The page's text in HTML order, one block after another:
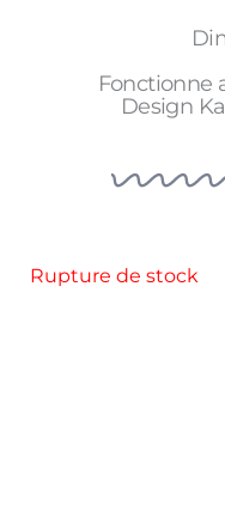
Fonctionne
Design
Rupture de stock